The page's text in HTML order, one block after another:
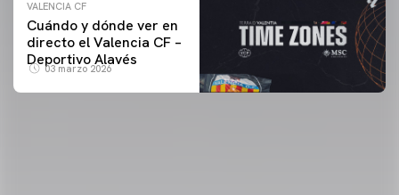
VALENCIA CF
Cuándo y dónde ver en
directo el Valencia CF –
Deportivo Alavés
03 marzo 2026